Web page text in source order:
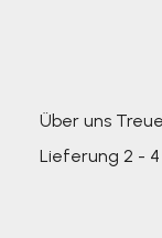
Über uns
Lieferung 2 -